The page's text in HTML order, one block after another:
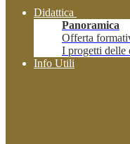
Didattica
Panoramica
Offerta
I progetti delle
Info Utili